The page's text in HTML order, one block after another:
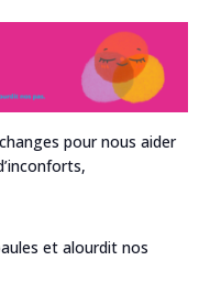
pour nous aider
et alourdit nos